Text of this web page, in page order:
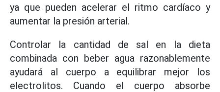
ya que pueden acelerar el ritmo cardíaco y
aumentar la presión arterial.
Controlar la cantidad de sal en la dieta
combinada con beber agua razonablemente
ayudará al cuerpo a equilibrar mejor los
electrolitos. Cuando el cuerpo absorbe